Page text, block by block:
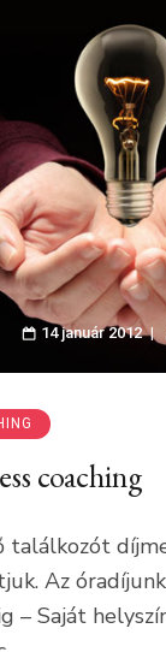
14 január 2012
coaching
találkozót
Az
– Saját